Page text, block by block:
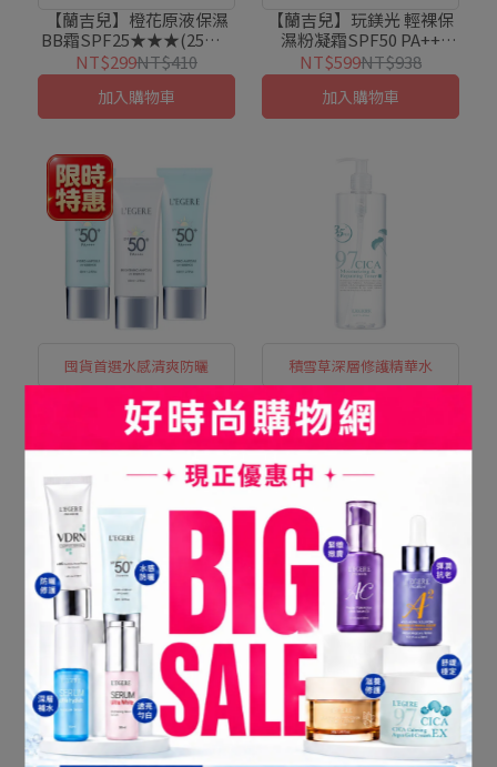
【蘭吉兒】橙花原液保濕
BB霜SPF25★★★(25ml/
支)
NT$299NT$410
加入購物車
【蘭吉兒】玩鎂光 輕裸保
濕粉凝霜SPF50 PA++
(45g/支)x2入組
NT$599NT$938
加入購物車
囤貨首選水感清爽防曬
限時特惠★【蘭吉兒】安
瓶防曬乳3入組
NT$799NT$1,407
加入購物車
積雪草深層修護精華水
【蘭吉兒】97植萃積雪草
特潤修護精華露(500ml/
瓶)
NT$199NT$375
已售完
美妝編輯強推高CP值 高比例原液精華